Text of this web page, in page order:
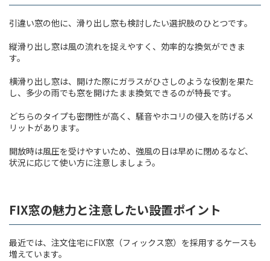
引違い窓の他に、滑り出し窓も検討したい選択肢のひとつです。
縦滑り出し窓は風の流れを捉えやすく、効率的な換気ができま
す。
横滑り出し窓は、開けた際にガラスがひさしのような役割を果た
し、多少の雨でも窓を開けたまま換気できるのが特長です。
どちらのタイプも密閉性が高く、騒音やホコリの侵入を防げるメ
リットがあります。
開放時は風圧を受けやすいため、強風の日は早めに閉めるなど、
状況に応じて使い方に注意しましょう。
FIX窓の魅力と注意したい設置ポイント
最近では、注文住宅にFIX窓（フィックス窓）を採用するケースも
増えています。